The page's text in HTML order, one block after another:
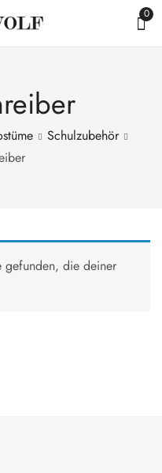
0
Schulzubehör
gefunden, die deiner